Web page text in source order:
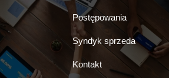
Postępowania
Syndyk sprzeda
Kontakt